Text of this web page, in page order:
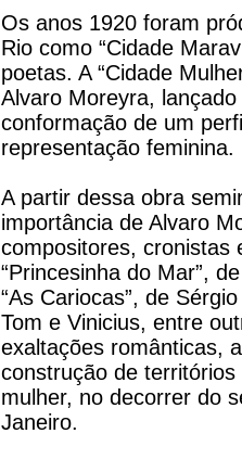
Os anos 1920 foram
Rio como “Cidade
poetas. A “Cidade
Alvaro Moreyra,
conformação de um
representação feminina.
A partir dessa obra
importância de Alvaro
compositores, cronistas
“Princesinha do Mar”,
“As Cariocas”, de
Tom e Vinicius, entre
exaltações românticas,
construção de
mulher, no decorrer do
Janeiro.